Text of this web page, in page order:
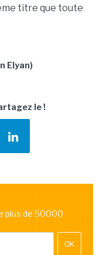
titre que toute
Elyan)
le !
plus de 50000
OK